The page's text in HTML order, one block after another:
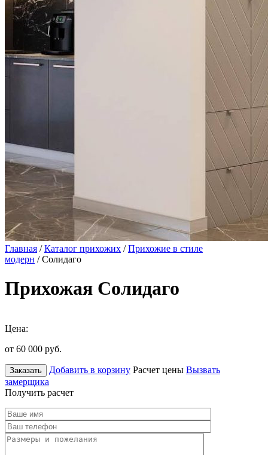
Главная /Каталог прихожих /Прихожие в стиле
модерн / Солидаго
Прихожая Солидаго
Цена:
от 60 000 руб.
Заказать Добавить в корзину Расчет цены Вызвать
замерщика
Получить расчет